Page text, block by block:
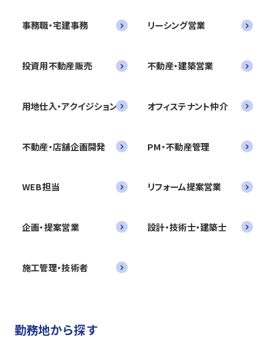
事務職・宅建事務 リーシング営業
投資用不動産販売 不動産・建築営業
用地仕入・アクイジション オフィステナント仲介
不動産・店舗企画開発 PM・不動産管理
WEB担当 リフォーム提案営業
企画・提案営業 設計・技術士・建築士
施工管理・技術者
勤務地から探す